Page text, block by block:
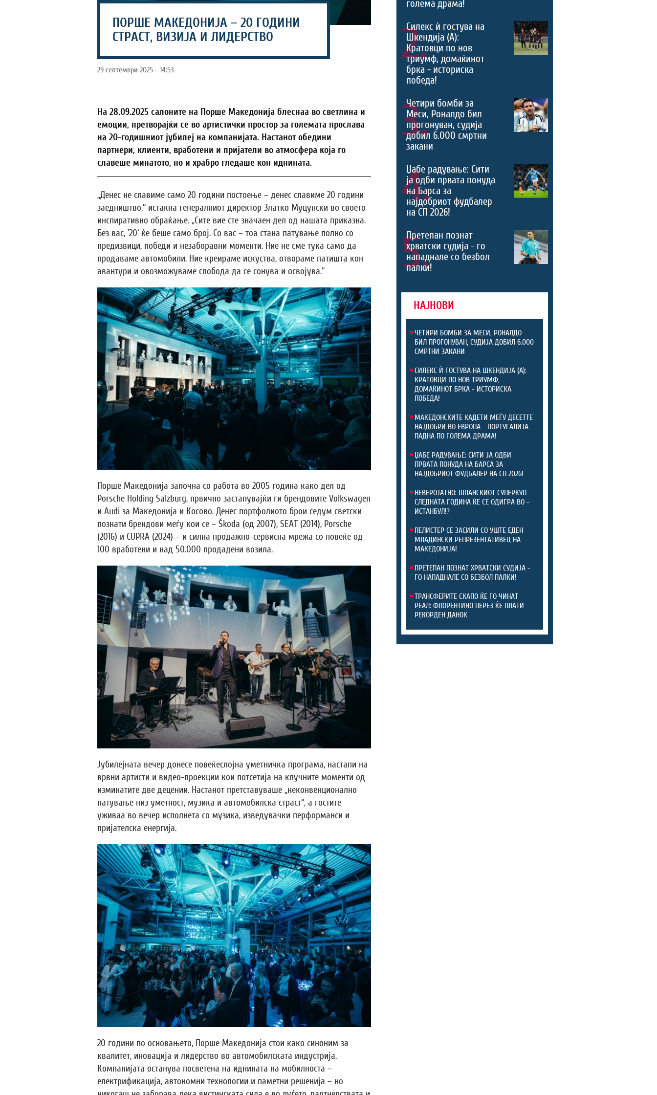
ПОРШЕ МАКЕДОНИЈА – 20 ГОДИНИ
СТРАСТ, ВИЗИЈА И ЛИДЕРСТВО
29 септември 2025 - 14:53
На 28.09.2025 салоните на Порше Македонија блеснаа во светлина и
емоции, претворајќи се во артистички простор за големата прослава
на 20-годишниот јубилеј на компанијата. Настанот обедини
партнери, клиенти, вработени и пријатели во атмосфера која го
славеше минатото, но и храбро гледаше кон иднината.
„Денес не славиме само 20 години постоење – денес славиме 20 години
заедништво,“ истакна генералниот директор Златко Муцунски во своето
инспиративно обраќање. „Сите вие сте значаен дел од нашата приказна.
Без вас, ’20‘ ќе беше само број. Со вас – тоа стана патување полно со
предизвици, победи и незаборавни моменти. Ние не сме тука само да
продаваме автомобили. Ние креираме искуства, отвораме патишта кон
авантури и овозможуваме слобода да се сонува и освојува.“
Порше Македонија започна со работа во 2005 година како дел од
Porsche Holding Salzburg, првично застапувајќи ги брендовите Volkswagen
и Audi за Македонија и Косово. Денес портфолиото брои седум светски
познати брендови меѓу кои се – Škoda (од 2007), SEAT (2014), Porsche
(2016) и CUPRA (2024) – и силна продажно-сервисна мрежа со повеќе од
100 вработени и над 50.000 продадени возила.
Јубилејната вечер донесе повеќеслојна уметничка програма, настапи на
врвни артисти и видео-проекции кои потсетија на клучните моменти од
изминатите две децении. Настанот претставуваше „неконвенционално
патување низ уметност, музика и автомобилска страст“, а гостите
уживаа во вечер исполнета со музика, изведувачки перформанси и
пријателска енергија.
20 години по основањето, Порше Македонија стои како синоним за
квалитет, иновација и лидерство во автомобилската индустрија.
Компанијата останува посветена на иднината на мобилноста –
електрификација, автономни технологии и паметни решенија – но
голема драма!
2.
Силекс ѝ гостува на
Шкендија (А):
Кратовци по нов
триумф, домаќинот
брка - историска
победа!
3.
Четири бомби за
Меси, Роналдо бил
прогонуван, судија
добил 6.000 смртни
закани
4.
Џабе радување: Сити
ја одби првата понуда
на Барса за
најдобриот фудбалер
на СП 2026!
5.
Претепан познат
хрватски судија - го
нападнале со безбол
палки!
НАЈНОВИ
ЧЕТИРИ БОМБИ ЗА МЕСИ, РОНАЛДО
БИЛ ПРОГОНУВАН, СУДИЈА ДОБИЛ 6.000
СМРТНИ ЗАКАНИ
СИЛЕКС Ѝ ГОСТУВА НА ШКЕНДИЈА (А):
КРАТОВЦИ ПО НОВ ТРИУМФ,
ДОМАЌИНОТ БРКА - ИСТОРИСКА
ПОБЕДА!
МАКЕДОНСКИТЕ КАДЕТИ МЕЃУ ДЕСЕТТЕ
НАЈДОБРИ ВО ЕВРОПА - ПОРТУГАЛИЈА
ПАДНА ПО ГОЛЕМА ДРАМА!
ЏАБЕ РАДУВАЊЕ: СИТИ ЈА ОДБИ
ПРВАТА ПОНУДА НА БАРСА ЗА
НАЈДОБРИОТ ФУДБАЛЕР НА СП 2026!
НЕВЕРОЈАТНО: ШПАНСКИОТ СУПЕРКУП
СЛЕДНАТА ГОДИНА ЌЕ СЕ ОДИГРА ВО -
ИСТАНБУЛ!?
ПЕЛИСТЕР СЕ ЗАСИЛИ СО УШТЕ ЕДЕН
МЛАДИНСКИ РЕПРЕЗЕНТАТИВЕЦ НА
МАКЕДОНИЈА!
ПРЕТЕПАН ПОЗНАТ ХРВАТСКИ СУДИЈА -
ГО НАПАДНАЛЕ СО БЕЗБОЛ ПАЛКИ!
ТРАНСФЕРИТЕ СКАПО ЌЕ ГО ЧИНАТ
РЕАЛ: ФЛОРЕНТИНО ПЕРЕЗ ЌЕ ПЛАТИ
РЕКОРДЕН ДАНОК